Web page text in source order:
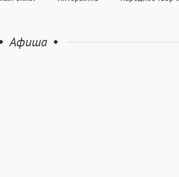
Афиша